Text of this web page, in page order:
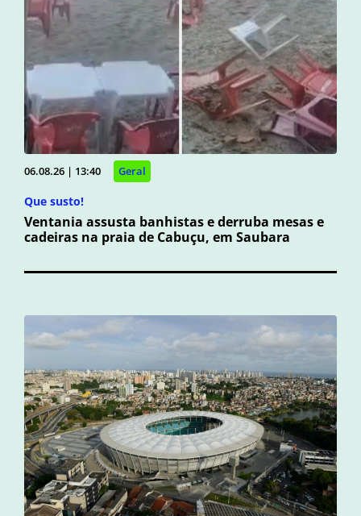
06.08.26 | 13:40 Geral
Que susto!
Ventania assusta banhistas e derruba mesas e
cadeiras na praia de Cabuçu, em Saubara